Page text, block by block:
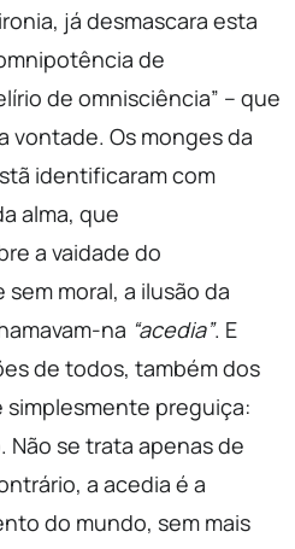
já desmascara esta
de
de omnisciência” – que
vontade. Os monges da
identificaram com
alma, que
a vaidade do
moral, a ilusão da
na “acedia”. E
de todos, também dos
simplesmente preguiça:
Não se trata apenas de
a acedia é a
do mundo, sem mais